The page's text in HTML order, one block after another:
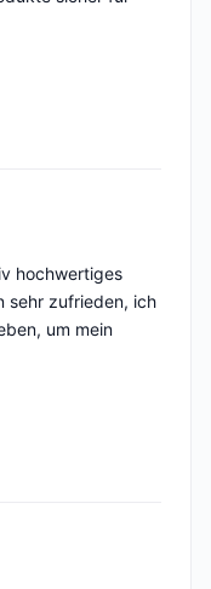
hochwertiges
sehr zufrieden, ich
um mein